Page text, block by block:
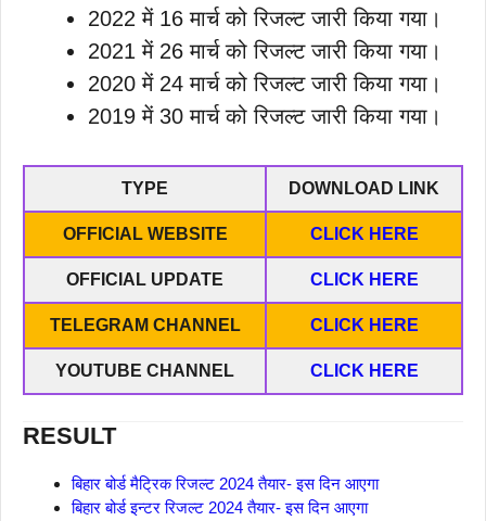
2022 में 16 मार्च को रिजल्ट जारी किया गया।
2021 में 26 मार्च को रिजल्ट जारी किया गया।
2020 में 24 मार्च को रिजल्ट जारी किया गया।
2019 में 30 मार्च को रिजल्ट जारी किया गया।
TYPE DOWNLOAD LINK
OFFICIAL WEBSITE CLICK HERE
OFFICIAL UPDATE CLICK HERE
TELEGRAM CHANNEL CLICK HERE
YOUTUBE CHANNEL CLICK HERE
RESULT
बिहार बोर्ड मैट्रिक रिजल्ट 2024 तैयार- इस दिन आएगा
बिहार बोर्ड इन्टर रिजल्ट 2024 तैयार- इस दिन आएगा